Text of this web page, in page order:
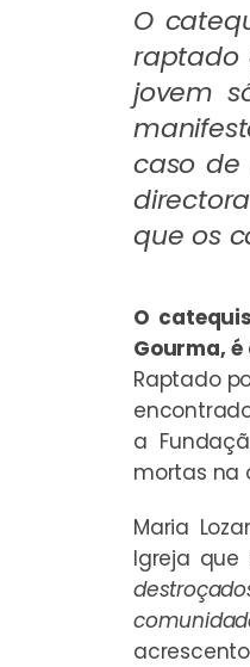
O
raptado
jovem
caso de
que os
O
Gourma,
Raptado
a
mortas na
Maria
Igreja que